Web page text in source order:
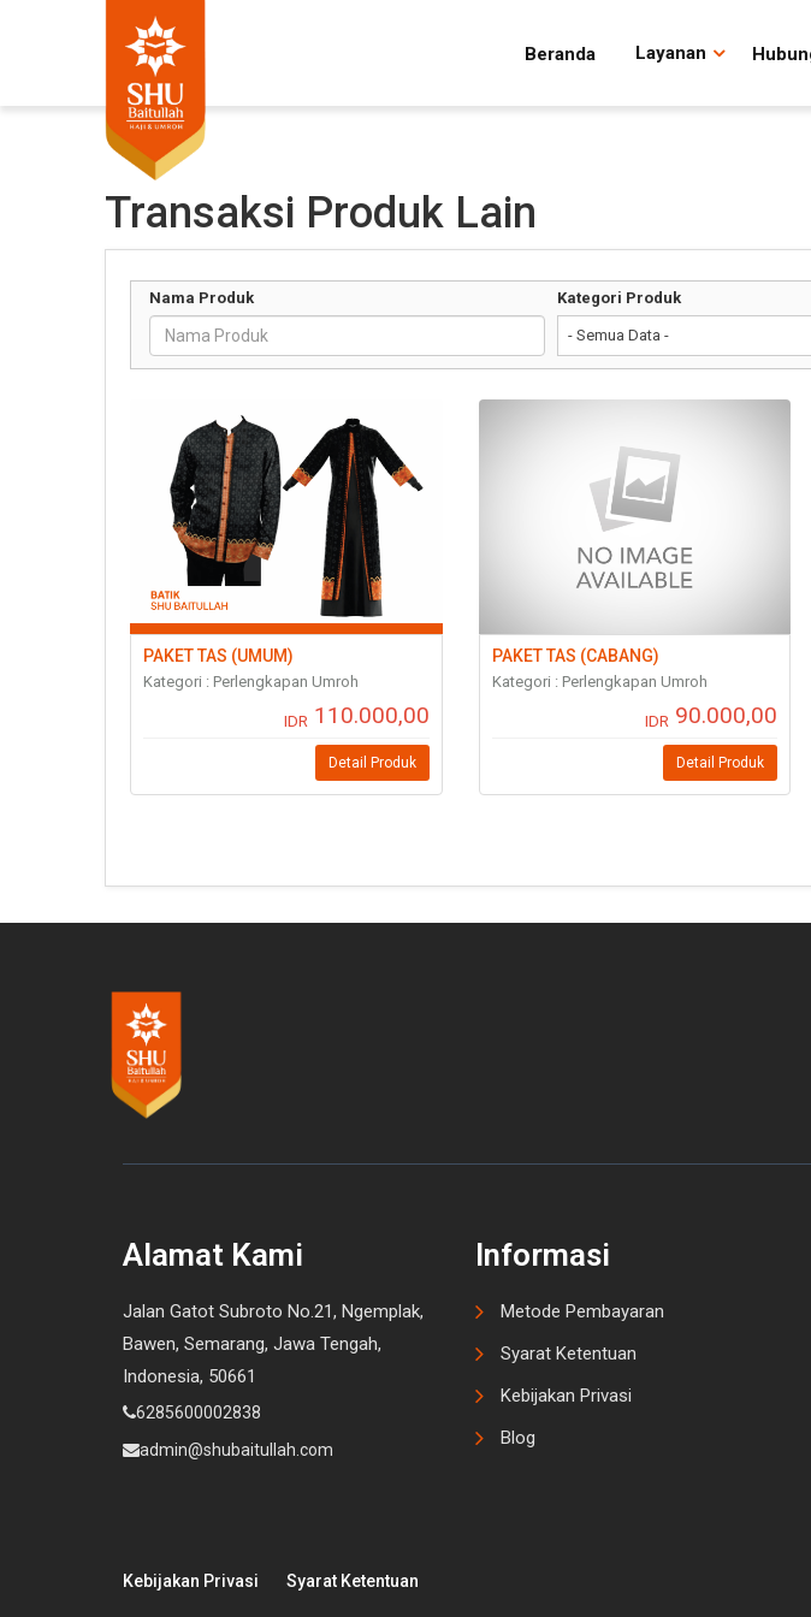
Beranda Layanan
Transaksi Produk Lain
Nama Produk Kategori Produk
- Semua Data -
PAKET TAS (UMUM)
Kategori : Perlengkapan Umroh
IDR 110.000,00
Detail Produk
PAKET TAS (CABANG)
Kategori : Perlengkapan Umroh
IDR 90.000,00
Detail Produk
Alamat Kami
Jalan Gatot Subroto No.21, Ngemplak,
Bawen, Semarang, Jawa Tengah,
Indonesia, 50661
6285600002838
admin@shubaitullah.com
Informasi
Metode Pembayaran
Syarat Ketentuan
Kebijakan Privasi
Blog
Kebijakan Privasi Syarat Ketentuan